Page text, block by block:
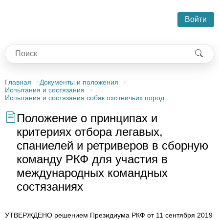
Войти
Главная
Документы и положения
Испытания и состязания
Испытания и состязания собак охотничьих пород
Положение о принципах и
критериях отбора легавых,
спаниелей и ретриверов в сборную
команду РКФ для участия в
международных командных
состязаниях
УТВЕРЖДЕНО решением Президиума РКФ от 11 сентября 2019